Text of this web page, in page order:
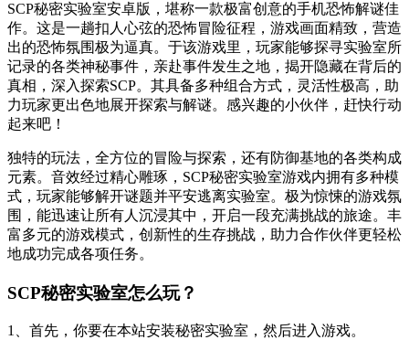
SCP秘密实验室安卓版，堪称一款极富创意的手机恐怖解谜佳
作。这是一趟扣人心弦的恐怖冒险征程，游戏画面精致，营造
出的恐怖氛围极为逼真。于该游戏里，玩家能够探寻实验室所
记录的各类神秘事件，亲赴事件发生之地，揭开隐藏在背后的
真相，深入探索SCP。其具备多种组合方式，灵活性极高，助
力玩家更出色地展开探索与解谜。感兴趣的小伙伴，赶快行动
起来吧！
独特的玩法，全方位的冒险与探索，还有防御基地的各类构成
元素。音效经过精心雕琢，SCP秘密实验室游戏内拥有多种模
式，玩家能够解开谜题并平安逃离实验室。极为惊悚的游戏氛
围，能迅速让所有人沉浸其中，开启一段充满挑战的旅途。丰
富多元的游戏模式，创新性的生存挑战，助力合作伙伴更轻松
地成功完成各项任务。
SCP秘密实验室怎么玩？
1、首先，你要在本站安装秘密实验室，然后进入游戏。